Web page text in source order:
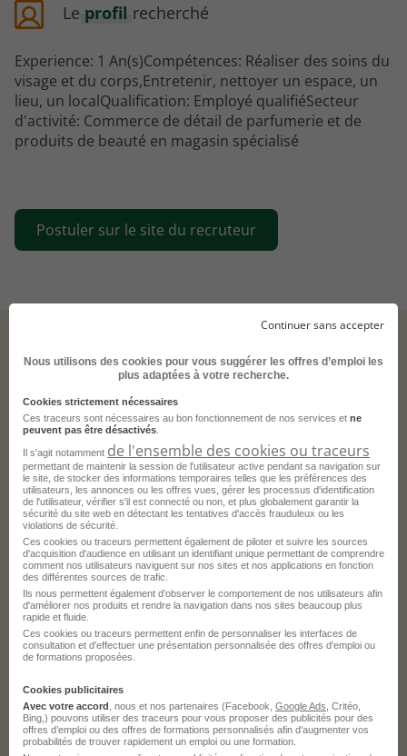
Le profil recherché
Experience: 1 An(s)Compétences: Réaliser des soins du
visage et du corps,Entretenir, nettoyer un espace, un
lieu, un localQualification: Employé qualifiéSecteur
d'activité: Commerce de détail de parfumerie et de
produits de beauté en magasin spécialisé
Postuler sur le site du recruteur
Ces offres pourraient aussi vous correspondre.
Alternance Intervenant Spa et Bien-Être
H/F
Fougères - 35
Alternance
FACULTE DES METIERS – CAMPUS DE
FOUGERES
Publié le 10 juillet 2026
Je postule
Continuer sans accepter
Nous utilisons des cookies pour vous suggérer les offres d’emploi les
plus adaptées à votre recherche.
Cookies strictement nécessaires
Ces traceurs sont nécessaires au bon fonctionnement de nos services et ne
peuvent pas être désactivés
Il s'agit notamment de l'ensemble des cookies ou traceurs
permettant de maintenir la session de l'utilisateur active pendant sa navigation sur
le site, de stocker des informations temporaires telles que les préférences des
utilisateurs, les annonces ou les offres vues, gérer les processus d'identification
de l'utilisateur, vérifier s'il est connecté ou non, et plus globalement garantir la
sécurité du site web en détectant les tentatives d'accès frauduleux ou les
violations de sécurité.
Ces cookies ou traceurs permettent également de piloter et suivre les sources
d'acquisition d'audience en utilisant un identifiant unique permettant de comprendre
comment nos utilisateurs naviguent sur nos sites et nos applications en fonction
des différentes sources de trafic.
Ils nous permettent également d’observer le comportement de nos utilisateurs afin
d'améliorer nos produits et rendre la navigation dans nos sites beaucoup plus
rapide et fluide.
Ces cookies ou traceurs permettent enfin de personnaliser les interfaces de
consultation et d'effectuer une présentation personnalisée des offres d'emploi ou
de formations proposées.
Cookies publicitaires
Avec votre accord , nous et nos partenaires (Facebook, Google Ads , Critéo,
Bing,) pouvons utiliser des traceurs pour vous proposer des publicités pour des
offres d’emploi ou des offres de formations personnalisés afin d’augmenter vos
probabilités de trouver rapidement un emploi ou une formation.